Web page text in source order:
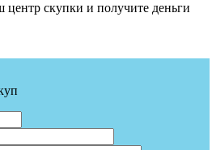
центр скупки и получите деньги